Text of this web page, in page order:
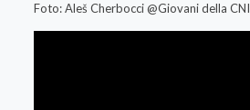
Foto: Aleš Cherbocci @Giovani della CNI